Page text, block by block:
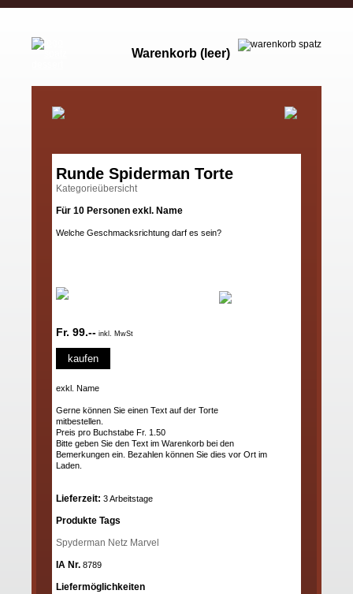
Warenkorb (leer)
Runde Spiderman Torte
Kategorieübersicht
Für 10 Personen exkl. Name
Welche Geschmacksrichtung darf es sein?
Fr. 99.-- inkl. MwSt
kaufen
exkl. Name
Gerne können Sie einen Text auf der Torte
mitbestellen.
Preis pro Buchstabe Fr. 1.50
Bitte geben Sie den Text im Warenkorb bei den
Bemerkungen ein. Bezahlen können Sie dies vor Ort im
Laden.
Lieferzeit: 3 Arbeitstage
Produkte Tags
Spyderman Netz Marvel
IA Nr. 8789
Liefermöglichkeiten